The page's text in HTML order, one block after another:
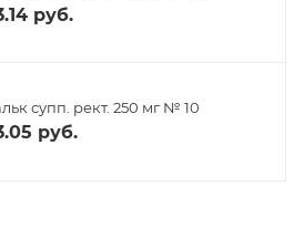
руб.
супп. рект. 250 мг № 10
руб.